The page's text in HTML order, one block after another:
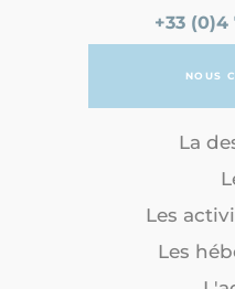
+33 (0)4
NOUS
La
Les
Les